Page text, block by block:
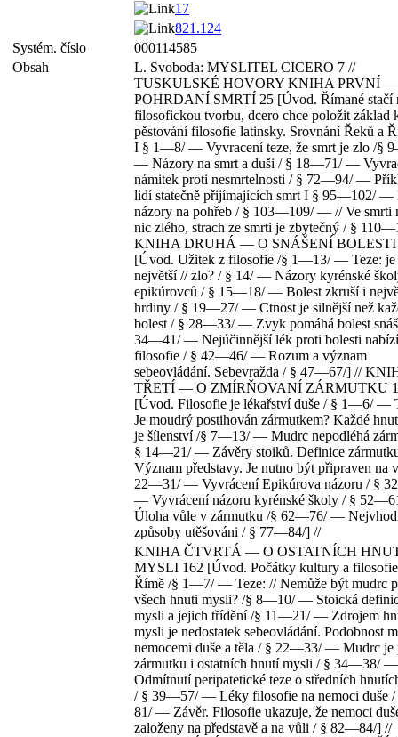
17
821.124
Systém. číslo
000114585
Obsah
L. Svoboda: MYSLITEL CICERO 7 //
TUSKULSKÉ HOVORY KNIHA PRVNÍ
POHRDANÍ SMRTÍ 25 [Úvod. Římané stačí
filosofickou tvorbu, dcero chce položit základ
pěstování filosofie latinsky. Srovnání Řeků a
I § 1—8/ — Vyvracení teze, že smrt je zlo /§
— Názory na smrt a duši / § 18—71/ —
námitek proti nesmrtelnosti / § 72—94/ —
lidí statečně přijímajících smrt I § 95—102/ —
názory na pohřeb / § 103—109/ — // Ve smrti
nic zlého, strach ze smrti je zbytečný / §
KNIHA DRUHÁ — O SNÁŠENÍ BOLESTI
[Úvod. Užitek z filosofie /§ 1—13/ — Teze: je
největší // zlo? / § 14/ — Názory kyrénské
epikúrovců / § 15—18/ — Bolest zkruší i
hrdiny / § 19—27/ — Ctnost je silnější než
bolest / § 28—33/ — Zvyk pomáhá bolest
34—41/ — Nejúčinnější lék proti bolesti nabízí
filosofie / § 42—46/ — Rozum a význam
sebeovládání. Sebevražda / § 47—67/] //
TŘETÍ — O ZMÍRŇOVANÍ ZÁRMUTKU
[Úvod. Filosofie je lékařství duše / § 1—6/ —
Je moudrý postihován zármutkem? Každé
je šílenství /§ 7—13/ — Mudrc nepodléhá
§ 14—21/ — Závěry stoiků. Definice
Význam představy. Je nutno být připraven na
22—31/ — Vyvrácení Epikúrova názoru / §
— Vyvrácení názoru kyrénské školy / §
Úloha vůle v zármutku /§ 62—76/ —
způsoby utěšováni / § 77—84/] //
KNIHA ČTVRTÁ — O OSTATNÍCH
MYSLI 162 [Úvod. Počátky kultury a
Římě /§ 1—7/ — Teze: // Nemůže být mudrc
všech hnuti mysli? /§ 8—10/ — Stoická
mysli a jejich třídění /§ 11—21/ — Zdrojem
mysli je nedostatek sebeovládání. Podobnost
nemocemi duše a těla / § 22—33/ — Mudrc je
zármutku i ostatních hnutí mysli / § 34—38/ —
Odmítnutí peripatetické teze o středních
/ § 39—57/ — Léky filosofie na nemoci duše
81/ — Závěr. Filosofie ukazuje, že nemoci
založeny na představě a na vůli / § 82—84/] //